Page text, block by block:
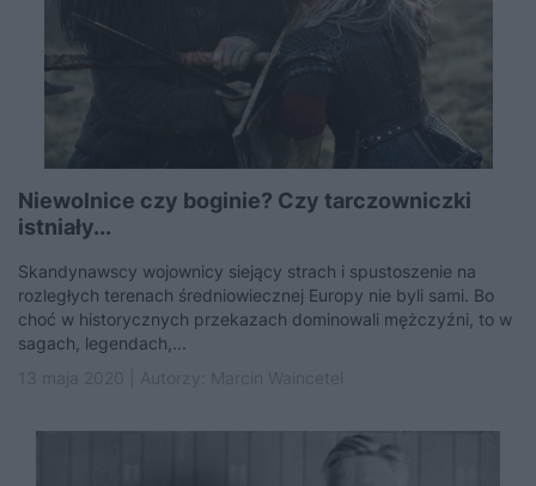
Niewolnice czy boginie? Czy tarczowniczki
istniały...
Skandynawscy wojownicy siejący strach i spustoszenie na
rozległych terenach średniowiecznej Europy nie byli sami. Bo
choć w historycznych przekazach dominowali mężczyźni, to w
sagach, legendach,...